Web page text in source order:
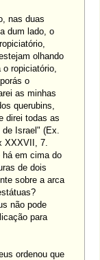
nas duas
dum lado, o
olhando
ropiciatório,
o
as minhas
querubins,
direi todas as
Israel" (Ex.
XXXVII, 7.
há em cima do
de dois
sobre a arca
não pode
para
ordenou que